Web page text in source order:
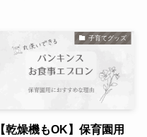
子育てグッズ
【乾燥機もOK】保育園用